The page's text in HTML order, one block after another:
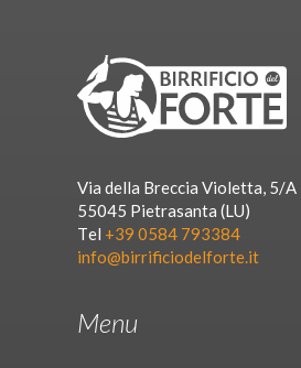
Via della Breccia Violetta, 5/A
55045 Pietrasanta (LU)
Tel +39 0584 793384
info@birrificiodelforte.it
Menu